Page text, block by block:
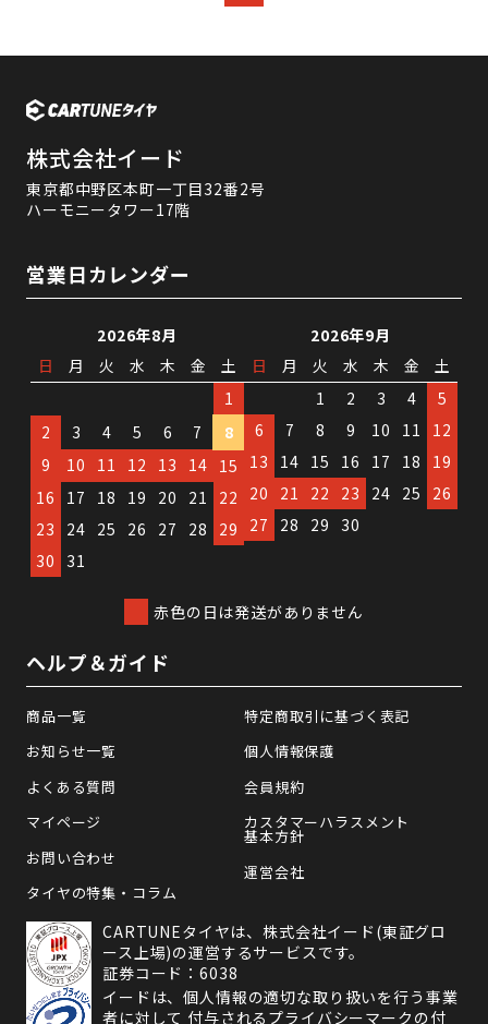
株式会社イード
東京都中野区本町一丁目32番2号
ハーモニータワー17階
営業日カレンダー
2026年8月
日
月 火 水 木 金
土
1
2
3 4 5 6 7
8
9
10 11 12 13 14 15
16
17 18 19 20 21
22
23
24 25 26 27 28
29
30
31
2026年9月
日
月 火 水 木 金
土
1
2 3 4
5
6
7 8 9 10 11
12
13
14 15 16 17 18
19
20
21 22 23 24 25
26
27
28 29 30
赤色の日は発送がありません
ヘルプ＆ガイド
商品一覧
お知らせ一覧
よくある質問
マイページ
お問い合わせ
タイヤの特集・コラム
特定商取引に基づく表記
個人情報保護
会員規約
カスタマーハラスメント
基本方針
運営会社
CARTUNEタイヤは、株式会社イード(東証グロ
ース上場)の運営するサービスです。
証券コード：6038
イードは、個人情報の適切な取り扱いを行う事業
者に対して 付与されるプライバシーマークの付